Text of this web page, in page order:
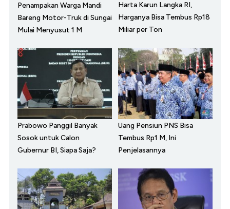
Penampakan Warga Mandi
Bareng Motor-Truk di Sungai
Mulai Menyusut 1 M
Harta Karun Langka RI,
Harganya Bisa Tembus Rp18
Miliar per Ton
Prabowo Panggil Banyak
Sosok untuk Calon
Gubernur BI, Siapa Saja?
Uang Pensiun PNS Bisa
Tembus Rp1 M, Ini
Penjelasannya